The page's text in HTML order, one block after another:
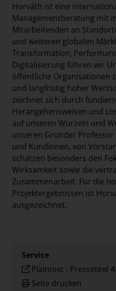
Horváth ist eine
Managementberatung mit
Mitarbeitenden an
und weiteren globalen
Transformation,
Digitalisierung führen wir
öffentliche Organisationen
und langfristig hoher
zeichnet sich durch
Herangehensweisen und
auf unseren Wurzeln und
unseren Gründer
und Kundinnen, von
schätzen besonders den
Wirksamkeit sowie die
Zusammenarbeit. Für die
Projektergebnissen ist
ausgezeichnet.
Service
Plaintext - Pressetext
Seite drucken